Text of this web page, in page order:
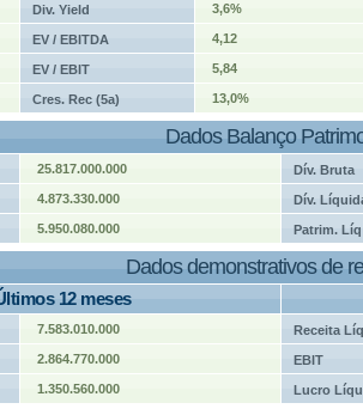
Div. Yield 3,6%
EV / EBITDA 4,12
EV / EBIT 5,84
Cres. Rec (5a) 13,0%
Dados Balanço
25.817.000.000 Dív. Bruta
4.873.330.000 Dív.
5.950.080.000 Patrim. Líq
Dados demonstrativos de
12 meses
7.583.010.000 Receita
2.864.770.000 EBIT
1.350.560.000 Lucro